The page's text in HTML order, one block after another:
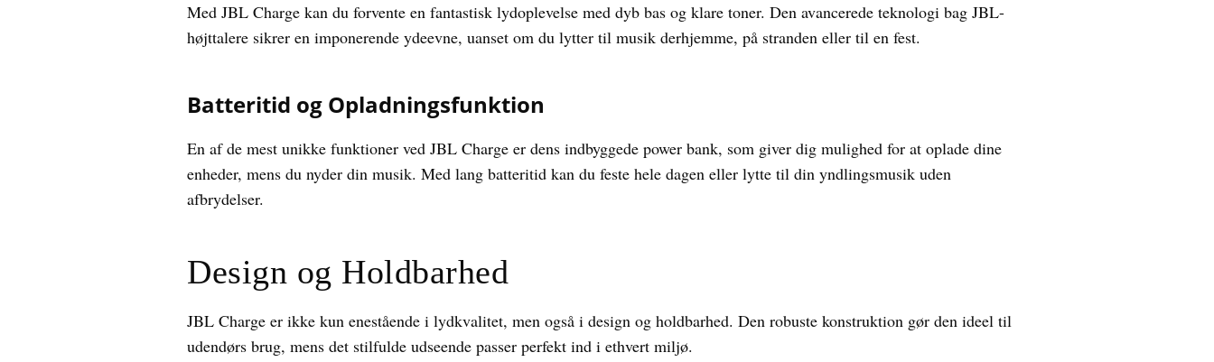
Med JBL Charge kan du forvente en fantastisk lydoplevelse med dyb bas og klare toner. Den avancerede teknologi bag JBL-
højttalere sikrer en imponerende ydeevne, uanset om du lytter til musik derhjemme, på stranden eller til en fest.
Batteritid og Opladningsfunktion
En af de mest unikke funktioner ved JBL Charge er dens indbyggede power bank, som giver dig mulighed for at oplade dine
enheder, mens du nyder din musik. Med lang batteritid kan du feste hele dagen eller lytte til din yndlingsmusik uden
afbrydelser.
Design og Holdbarhed
JBL Charge er ikke kun enestående i lydkvalitet, men også i design og holdbarhed. Den robuste konstruktion gør den ideel til
udendørs brug, mens det stilfulde udseende passer perfekt ind i ethvert miljø.